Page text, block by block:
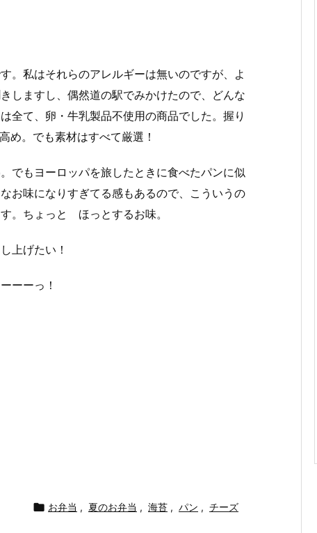
。私はそれらのアレルギーは無いのですが、よ
しますし、偶然道の駅でみかけたので、どんな
全て、卵・牛乳製品不使用の商品でした。握り
め。でも素材はすべて厳選！
でもヨーロッパを旅したときに食べたパンに似
お味になりすぎてる感もあるので、こういうの
。ちょっと ほっとするお味。
上げたい！
ーーっ！
 お弁当 , 夏のお弁当 , 海苔 , パン , チーズ